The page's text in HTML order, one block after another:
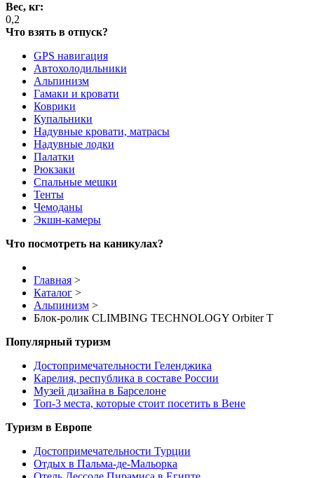
Вес, кг:
0,2
Что взять в отпуск?
GPS навигация
Автохолодильники
Альпинизм
Гамаки и кровати
Коврики
Купальники
Надувные кровати, матрасы
Надувные лодки
Палатки
Рюкзаки
Спальные мешки
Тенты
Чемоданы
Экшн-камеры
Что посмотреть на каникулах?
Главная >
Каталог >
Альпинизм >
Блок-ролик CLIMBING TECHNOLOGY Orbiter T
Популярный туризм
Достопримечательности Геленджика
Карелия, республика в составе России
Музей дизайна в Барселоне
Топ-3 места, которые стоит посетить в Вене
Туризм в Европе
Достопримечательности Турции
Отдых в Пальма-де-Мальорка